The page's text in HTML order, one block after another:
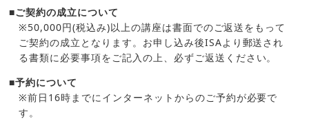
■ご契約の成立について
※50,000円(税込み)以上の講座は書面でのご返送をもって
ご契約の成立となります。お申し込み後ISAより郵送され
る書類に必要事項をご記入の上、必ずご返送ください。
■予約について
※前日16時までにインターネットからのご予約が必要で
す。